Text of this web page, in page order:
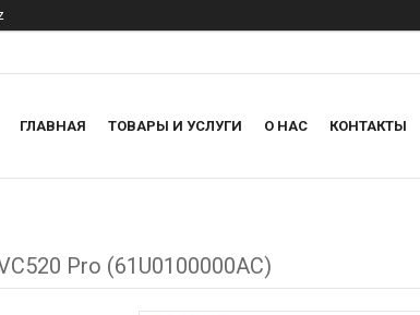
ГЛАВНАЯ ТОВАРЫ И УСЛУГИ О НАС КОНТАКТЫ
Pro (61U0100000AC)